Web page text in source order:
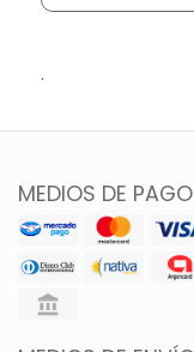
.
MEDIOS DE PAGO